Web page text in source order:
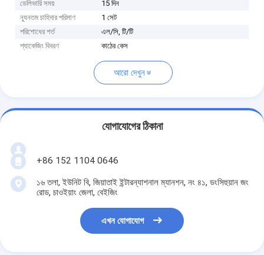
ডেলিভারি সময়
15 দিন
ন্যূনতম চাহিদার পরিমাণ
1 সেট
পরিশোধের শর্ত
এল/সি, টি/টি
প্যাকেজিং বিবরণ
কাঠের কেস
আরো দেখুন
যোগাযোগের ঠিকানা
+86 152 1104 0646
১৬ তলা, ইউনিট বি, জিয়াতাই ইন্টারন্যাশনাল ম্যানশন, নং ৪১, ডংসিহুয়ান জং
রোড, চাওইয়াং জেলা, বেইজিং
এখন যোগাযোগ